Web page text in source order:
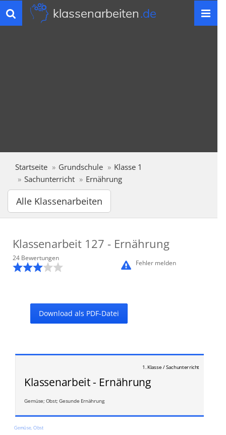
Toggle
navigation
klassenarbeiten.de
Startseite Grundschule
Klasse 1
Sachunterricht
Ernährung
Alle Klassenarbeiten
Klassenarbeit 127 - Ernährung
Fehler melden
24 Bewertungen
Download als PDF-Datei
1. Klasse / Sachunterricht
Klassenarbeit - Ernährung
Gemüse; Obst; Gesunde Ernährung
Gemüse, Obst